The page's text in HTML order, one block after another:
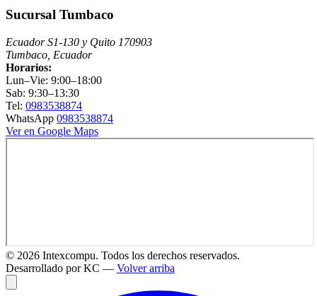
Sucursal Tumbaco
Ecuador S1-130 y Quito 170903
Tumbaco, Ecuador
Horarios:
Lun–Vie: 9:00–18:00
Sab: 9:30–13:30
Tel: 0983538874
WhatsApp 0983538874
Ver en Google Maps
© 2026 Intexcompu. Todos los derechos reservados.
Desarrollado por KC — Volver arriba